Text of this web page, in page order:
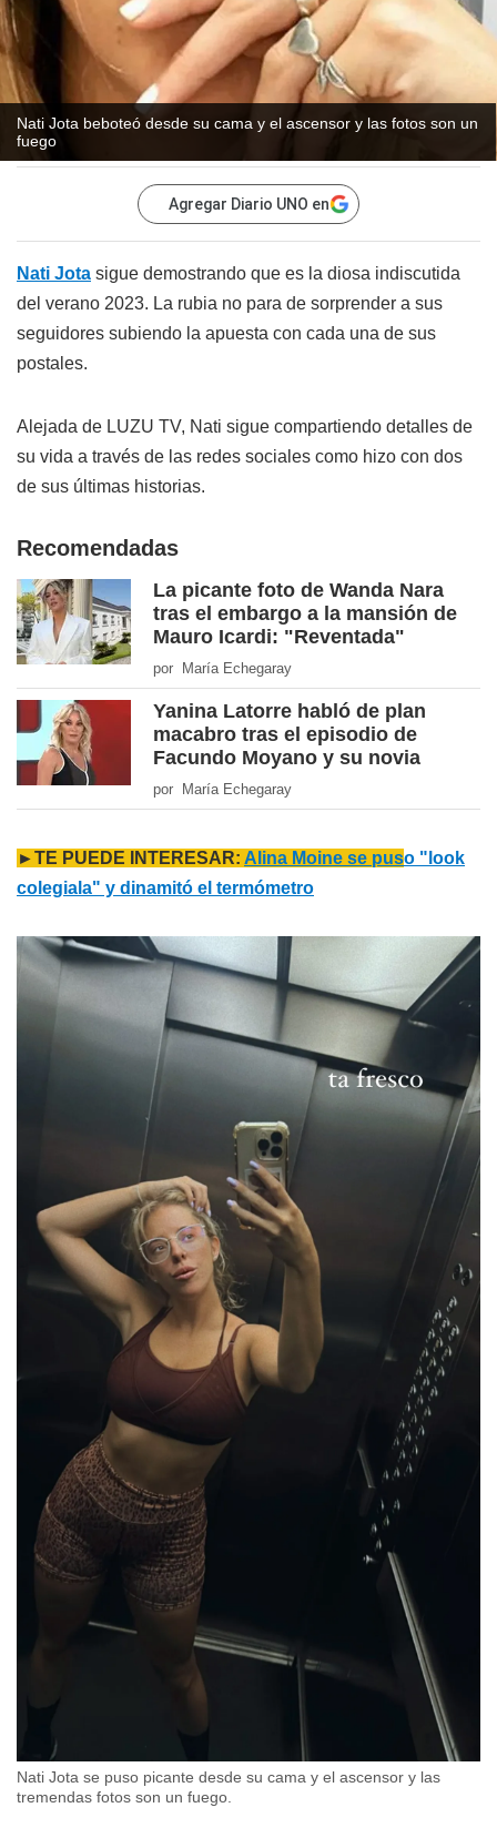
Nati Jota beboteó desde su cama y el ascensor y las fotos son un
fuego
Agregar Diario UNO en
Nati Jota sigue demostrando que es la diosa indiscutida
del verano 2023. La rubia no para de sorprender a sus
seguidores subiendo la apuesta con cada una de sus
postales.
Alejada de LUZU TV, Nati sigue compartiendo detalles de
su vida a través de las redes sociales como hizo con dos
de sus últimas historias.
Recomendadas
La picante foto de Wanda Nara
tras el embargo a la mansión de
Mauro Icardi: "Reventada"
por María Echegaray
Yanina Latorre habló de plan
macabro tras el episodio de
Facundo Moyano y su novia
por María Echegaray
►TE PUEDE INTERESAR: Alina Moine se puso "look
colegiala" y dinamitó el termómetro
Nati Jota se puso picante desde su cama y el ascensor y las
tremendas fotos son un fuego.